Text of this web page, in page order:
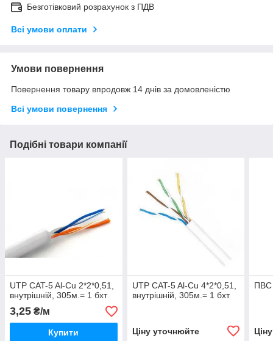
Безготівковий розрахунок з ПДВ
Всі умови оплати
Умови повернення
Повернення товару впродовж 14 днів за домовленістю
Всі умови повернення
Подібні товари компанії
UTP CAT-5 Al-Cu 2*2*0,51,
внутрішній, 305м.= 1 бхт
3,25 ₴/м
Купити
UTP CAT-5 Al-Cu 4*2*0,51,
внутрішній, 305м.= 1 бхт
Ціну уточнюйте
ПВС